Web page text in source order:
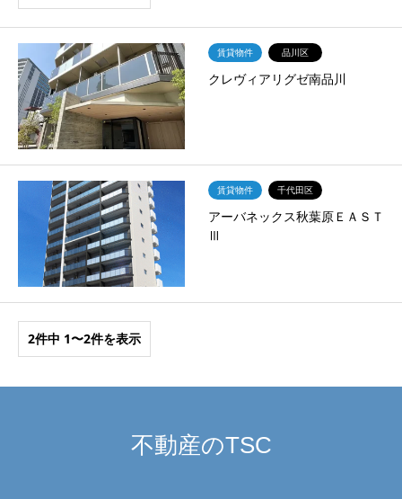
賃貸物件 品川区
クレヴィアリグゼ南品川
賃貸物件 千代田区
アーバネックス秋葉原ＥＡＳＴ
Ⅲ
2件中 1〜2件を表示
不動産のTSC